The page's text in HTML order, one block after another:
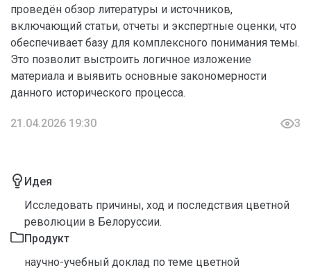
проведён обзор литературы и источников,
включающий статьи, отчеты и экспертные оценки, что
обеспечивает базу для комплексного понимания темы.
Это позволит выстроить логичное изложение
материала и выявить основные закономерности
данного исторического процесса.
21.04.2026 19:30 3
Идея
Исследовать причины, ход и последствия цветной
революции в Белоруссии.
Продукт
научно-учебный доклад по теме цветной